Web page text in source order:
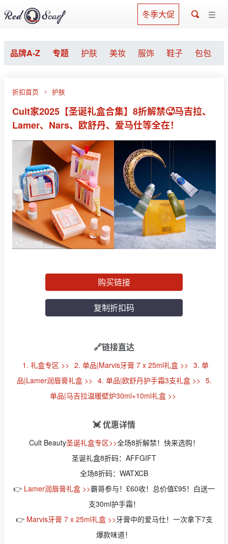
冬季大促
品牌A-Z 专题 护肤 美妆 服饰 鞋子 包包
折扣首页 护肤
Cult家2025【圣诞礼盒合集】8折解禁🥵马吉拉、
Lamer、Nars、欧舒丹、爱马仕等全在！
购买链接
复制折扣码
🔗链接直达
1. 礼盒专区 >> 2. 单品|Marvis牙膏 7 x 25ml礼盒 >> 3. 单
品|Lamer润唇膏礼盒 >> 4. 单品|欧舒丹护手霜3支礼盒 >> 5.
单品|马吉拉温暖壁炉30ml+10ml礼盒 >>
💓 优惠详情
Cult Beauty圣诞礼盒专区>>全场8折解禁！快来选购！
圣诞礼盒8折码：AFFGIFT
全场8折码：WATXCB
👉 Lamer润唇膏礼盒 >>霸哥参与！£60收！总价值£95！白送一
支30ml护手霜！
👉 Marvis牙膏 7 x 25ml礼盒 >>牙膏中的爱马仕！一次拿下7支
爆款味道！